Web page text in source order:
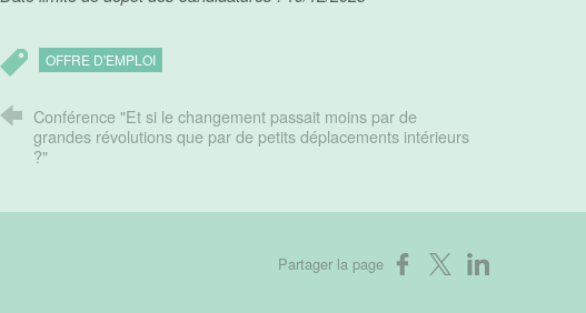
OFFRE D'EMPLOI
Conférence "Et si le changement passait moins par de
grandes révolutions que par de petits déplacements intérieurs
?"
Partager la page Partager sur Facebook
Partager sur XPartager sur LinkedIn